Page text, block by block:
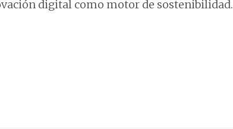
digital como motor de sostenibilidad.